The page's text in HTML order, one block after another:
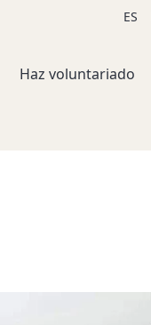
ES
Haz voluntariado